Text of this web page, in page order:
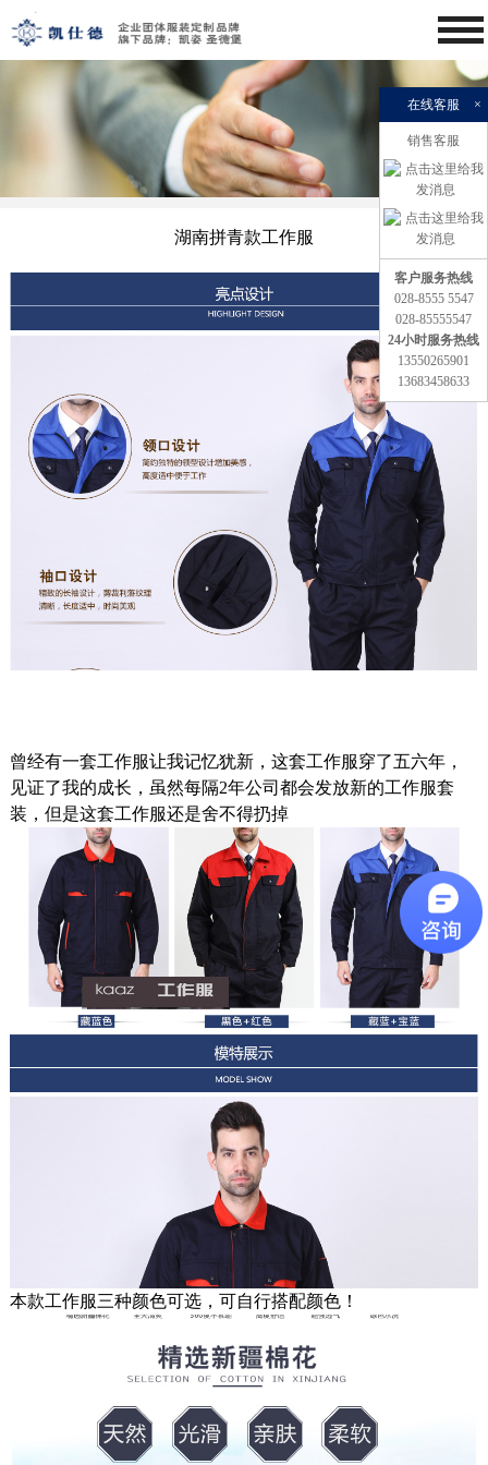
湖南拼青款工作服
曾经有一套工作服让我记忆犹新，这套工作服穿了五六年，
见证了我的成长，虽然每隔2年公司都会发放新的工作服套
装，但是这套工作服还是舍不得扔掉
本款工作服三种颜色可选，可自行搭配颜色！
在线客服 ×
销售客服
客户服务热线
028-8555 5547
028-85555547
24小时服务热线
13550265901
13683458633